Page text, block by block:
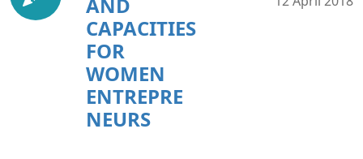
CAPACITIES
FOR
WOMEN
ENTREPRE
NEURS